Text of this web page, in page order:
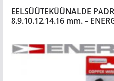
EELSÜÜTEKÜÜNALDE
8.9.10.12.14.16 mm. –